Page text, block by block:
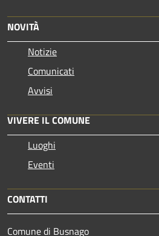
NOVITÀ
Notizie
Comunicati
Avvisi
VIVERE IL COMUNE
Luoghi
Eventi
CONTATTI
Comune di Busnago